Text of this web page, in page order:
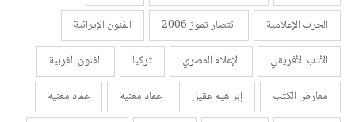
الحرب الإعلامية
انتصار تموز 2006
الفنون الإيرانية
الأدب الأفريقي
الإعلام المصري تركيا
الفنون الغربية
معارض الكتب
إبراهيم عقيل عماد مغنية
عماد مغنية